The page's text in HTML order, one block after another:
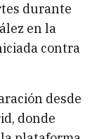
durante
en la
contra
desde
donde